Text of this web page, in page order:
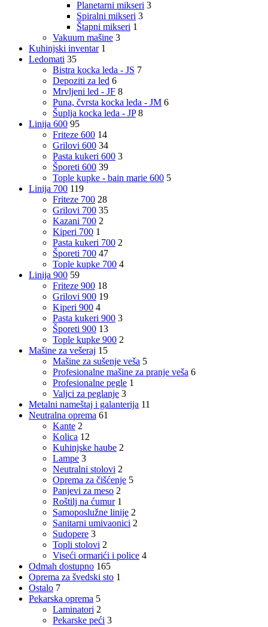
Planetarni mikseri 3
Spiralni mikseri 3
Štapni mikseri 1
Vakuum mašine 3
Kuhinjski inventar 1
Ledomati 35
Bistra kocka leda - JS 7
Depoziti za led 6
Mrvljeni led - JF 8
Puna, čvrsta kocka leda - JM 6
Šuplja kocka leda - JP 8
Linija 600 95
Friteze 600 14
Grilovi 600 34
Pasta kukeri 600 3
Šporeti 600 39
Tople kupke - bain marie 600 5
Linija 700 119
Friteze 700 28
Grilovi 700 35
Kazani 700 2
Kiperi 700 1
Pasta kukeri 700 2
Šporeti 700 47
Tople kupke 700 4
Linija 900 59
Friteze 900 18
Grilovi 900 19
Kiperi 900 4
Pasta kukeri 900 3
Šporeti 900 13
Tople kupke 900 2
Mašine za vešeraj 15
Mašine za sušenje veša 5
Profesionalne mašine za pranje veša 6
Profesionalne pegle 1
Valjci za peglanje 3
Metalni nameštaj i galanterija 11
Neutralna oprema 61
Kante 2
Kolica 12
Kuhinjske haube 2
Lampe 3
Neutralni stolovi 2
Oprema za čišćenje 5
Panjevi za meso 2
Roštilj na ćumur 1
Samoposlužne linije 2
Sanitarni umivaonici 2
Sudopere 3
Topli stolovi 2
Viseći ormarići i police 4
Odmah dostupno 165
Oprema za švedski sto 1
Ostalo 7
Pekarska oprema 5
Laminatori 2
Pekarske peći 3